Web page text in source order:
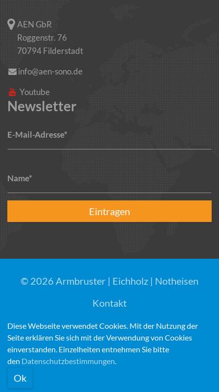
AEN GbR
Roggenstr. 76
70794 Filderstadt
info@aen-sono.de
Youtube
Newsletter
E-Mail-Adresse*
Name*
Eintragen
© 2026 Armbruster | Eichholz | Notheisen
Kontakt
Datenschutz
Widerrufsbelehrung
AGB
Diese Webseite verwendet Cookies. Mit der Nutzung der
Seite erklären Sie sich mit der Verwendung von Cookies
einverstanden. Einzelheiten entnehmen Sie bitte
den Datenschutzbestimmungen.
Ok